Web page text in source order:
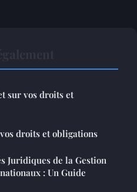
sur vos droits et
droits et obligations
Juridiques de la Gestion
: Un Guide